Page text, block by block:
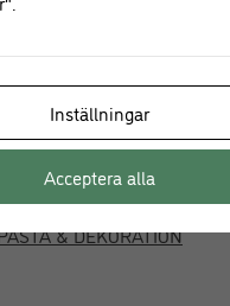
& DEKORATION
Inställningar
Acceptera alla